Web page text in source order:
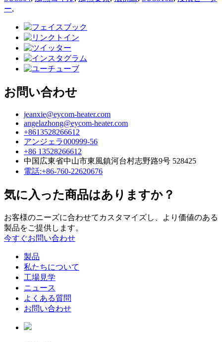
ー,
お問い合わせ
jeanxie@eycom-heater.com
angelazhong@eycom-heater.com
+8613528266612
アンジェラ000999-56
+86 13528266612
中国広東省中山市東風鎮河台村志野路9号 528425
電話:+86-760-22620676
気に入った商品はありますか？
お客様のニーズに合わせてカスタマイズし、より価値のある
製品をご提供します。
今すぐお問い合わせ
製品
私たちについて
工場見学
ニュース
よくある質問
お問い合わせ